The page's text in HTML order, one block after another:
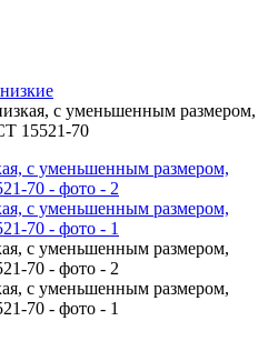
с уменьшенным размером,
15521-70